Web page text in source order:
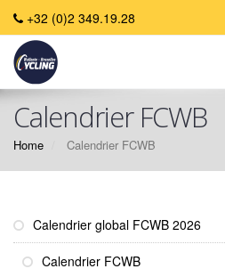
+32 (0)2 349.19.28
Calendrier FCWB
Home Calendrier FCWB
Calendrier global FCWB 2026
Calendrier FCWB